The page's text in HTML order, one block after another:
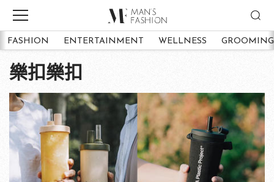
FASHION ENTERTAINMENT WELLNESS GROOMING
樂扣樂扣